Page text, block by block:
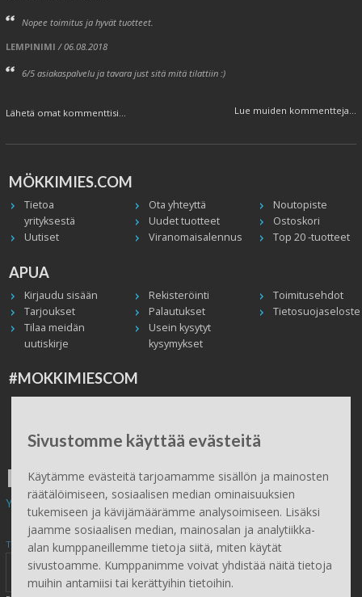
Sivustomme käyttää evästeitä
Käytämme evästeitä tarjoamamme sisällön ja mainosten
räätälöimiseen, sosiaalisen median ominaisuuksien
tukemiseen ja kävijämäärämme analysoimiseen. Lisäksi
jaamme sosiaalisen median, mainosalan ja analytiikka-
alan kumppaneillemme tietoja siitä, miten käytät
sivustoamme. Kumppanimme voivat yhdistää näitä tietoja
muihin antamiisi tai kerättyihin tietoihin.
Nopee toimitus ja hyvät tuotteet.
LEMPINIMI / 06.08.2018
6/5 asiakaspalvelu ja tavara just sitä mitä tilattiin :)
Lähetä omat kommenttisi... Lue muiden kommentteja...
MÖKKIMIES.COM
Tietoa
yrityksestä
Ota yhteyttä
Noutopiste
Uudet tuotteet
Ostoskori
Uutiset
Viranomaisalennus Top 20 -tuotteet
APUA
Kirjaudu sisään Rekisteröinti
Toimitusehdot
Tarjoukset
Palautukset
Tietosuojaseloste
Tilaa meidän
uutiskirje
Usein kysytyt
kysymykset
#MOKKIMIESCOM
Peruuta tilaus
ILMAINEN TOIMITUS
Yli 100 € tilauksiin.
Tilaa Mökkimies.comin uutiskirje tästä